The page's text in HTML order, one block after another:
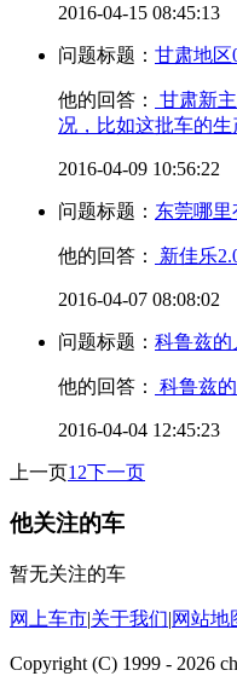
2016-04-15 08:45:13
问题标题： 甘肃地区
他的回答：
甘肃新
况，比如这批车的
2016-04-09 10:56:22
问题标题： 东莞哪里
他的回答： 新佳乐
2016-04-07 08:08:02
问题标题： 科鲁兹的
他的回答： 科鲁兹
2016-04-04 12:45:23
上一页1 2下一页
他关注的车
暂无关注的车
网上车市|关于我们|网站地
Copyright (C) 1999 - 2026